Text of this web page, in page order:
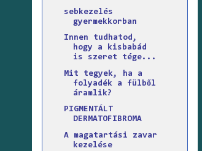
sebkezelés
gyermekkorban
Innen tudhatod,
hogy a kisbabád
is szeret tége...
Mit tegyek, ha a
folyadék a fülből
áramlik?
PIGMENTÁLT
DERMATOFIBROMA
A magatartási zavar
kezelése